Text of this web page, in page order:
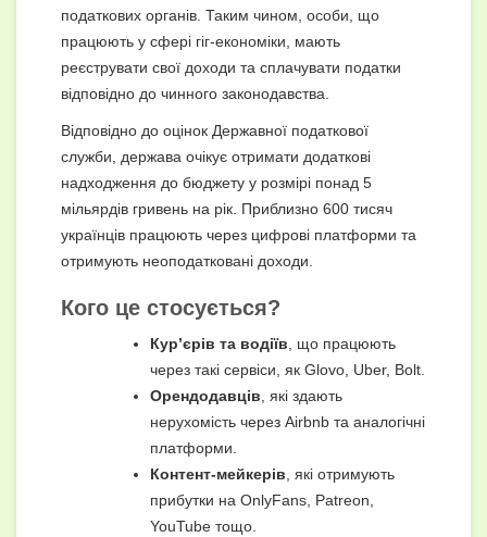
податкових органів. Таким чином, особи, що
працюють у сфері гіг-економіки, мають
реєструвати свої доходи та сплачувати податки
відповідно до чинного законодавства.
Відповідно до оцінок Державної податкової
служби, держава очікує отримати додаткові
надходження до бюджету у розмірі понад 5
мільярдів гривень на рік. Приблизно 600 тисяч
українців працюють через цифрові платформи та
отримують неоподатковані доходи.
Кого це стосується?
Кур’єрів та водіїв , що працюють
через такі сервіси, як Glovo, Uber, Bolt.
Орендодавців , які здають
нерухомість через Airbnb та аналогічні
платформи.
Контент-мейкерів , які отримують
прибутки на OnlyFans, Patreon,
YouTube тощо.